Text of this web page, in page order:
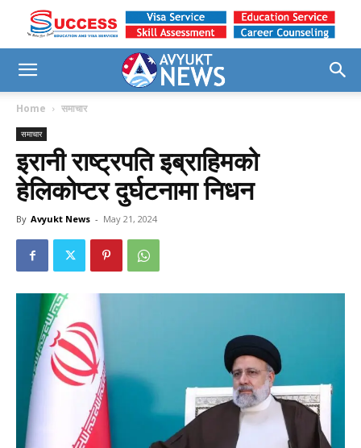
Home समाचार
समाचार
इरानी राष्ट्रपति इब्राहिमको
हेलिकोप्टर दुर्घटनामा निधन
By Avyukt News - May 21, 2024